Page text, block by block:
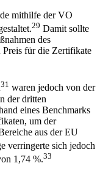
mithilfe der VO
29 Damit sollte
des
Preis für die Zertifikate
31 waren jedoch von der
der dritten
eines Benchmarks
um der
aus der EU
verringerte sich jedoch
1,74 %.33